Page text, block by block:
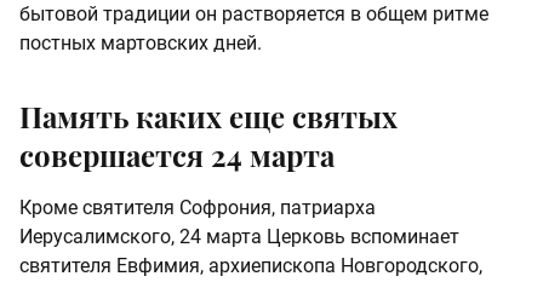
бытовой традиции он растворяется в общем ритме
постных мартовских дней.
Память каких еще святых
совершается 24 марта
Кроме святителя Софрония, патриарха
Иерусалимского, 24 марта Церковь вспоминает
святителя Евфимия, архиепископа Новгородского,